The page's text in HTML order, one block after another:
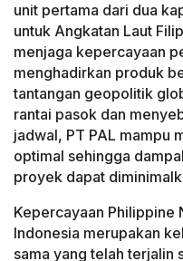
unit pertama dari dua
untuk Angkatan Laut
menjaga kepercayaan
menghadirkan produk
tantangan geopolitik
rantai pasok dan
jadwal, PT PAL mampu
optimal sehingga
proyek dapat
Kepercayaan Philippine
Indonesia merupakan
sama yang telah terjalin